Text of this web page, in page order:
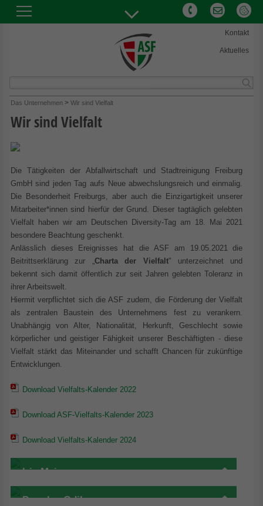
Abfallwirtschaft und Stadtreinigung Freiburg GmbH
79108 Freiburg
Telefon:
E-Mail:info@abfallwirtschaft-freiburg.de
Kontakt
Aktuelles
Das Unternehmen > Wir sind Vielfalt
Wir sind Vielfalt
Die Tätigkeiten der Abfallwirtschaft und Stadtreinigung Freiburg
GmbH sind jeden Tag aufs Neue abwechslungsreich und einmalig.
Die Besonderheit Freiburgs, aber auch die Einzigartigkeit unserer
Mitarbeiter*innen sind hierfür der Grund. Dieser tagtäglich gelebten
Vielfalt haben wir am Deutschen Diversity-Tag am 18. Mai 2021
besondere Beachtung geschenkt.
Anlässlich dieses Ereignisses hat die ASF am 19.05.2021 die
Beitrittserklärung zur „Charta der Vielfalt" unterzeichnet und
bekennt sich damit öffentlich zur seit Jahren gelebten Toleranz in
ihrer Arbeitswelt.
Hiermit verpflichtet sich die ASF zudem, die Förderung der Vielfalt
als zentralen Baustein des Unternehmens fest zu verankern.
Unabhängig von Alter, Nationalität, Herkunft, Geschlecht sowie
körperlicher und geistiger Fähigkeit unserer Beschäftigten - diese
Vielfalt stärkt das Miteinander und schafft Chancen für zukünftige
Entwicklungen.
Download Vielfalts-Kalender 2022
Download ASF-Vielfalts-Kalender 2023
Download Vielfalts-Kalender 2024
Iris Meier
Douglas Odibo